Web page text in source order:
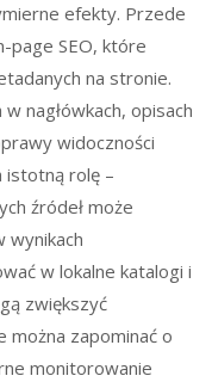
efekty. Przede
page SEO, które
na stronie.
nagłówkach, opisach
widoczności
istotną rolę –
źródeł może
wynikach
w lokalne katalogi i
zwiększyć
można zapominać o
monitorowanie